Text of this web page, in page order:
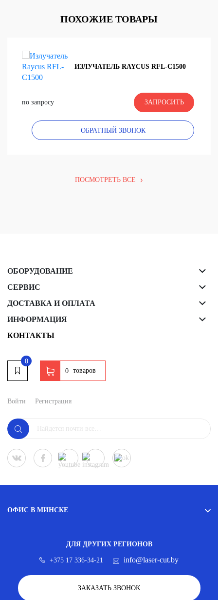
ПОХОЖИЕ ТОВАРЫ
ИЗЛУЧАТЕЛЬ RAYCUS RFL-C1500
по запросу ЗАПРОСИТЬ
ОБРАТНЫЙ ЗВОНОК
ПОСМОТРЕТЬ ВСЕ
ОБОРУДОВАНИЕ
СЕРВИС
ДОСТАВКА И ОПЛАТА
ИНФОРМАЦИЯ
КОНТАКТЫ
0
0 товаров
Войти Регистрация
ОФИС В МИНСКЕ
ДЛЯ ДРУГИХ РЕГИОНОВ
+375 17 336-34-21 info@laser-cut.by
ЗАКАЗАТЬ ЗВОНОК